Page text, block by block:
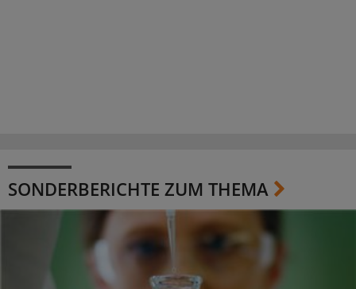
SONDERBERICHTE ZUM THEMA